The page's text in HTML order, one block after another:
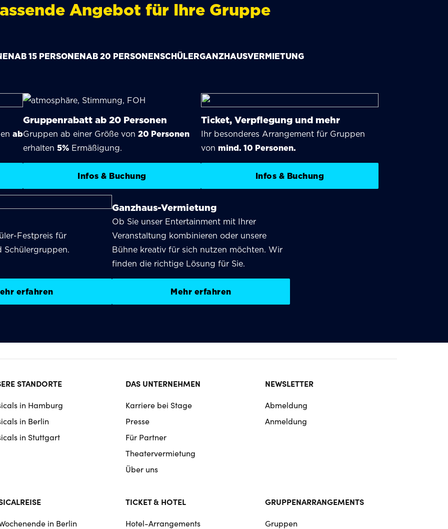
Angebot für Ihre Gruppe
AB 15 PERSONENAB 20 PERSONENSCHÜLERGANZHAUSVERMIETUNG
ab
Gruppenrabatt ab 20 Personen
Gruppen ab einer Größe von20 Personen
erhalten5% Ermäßigung.
Infos & Buchung
Ticket, Verpflegung und mehr
Ihr besonderes Arrangement für Gruppen
von mind. 10 Personen.
Infos & Buchung
Festpreis für
Schülergruppen.
erfahren
Ganzhaus-Vermietung
Ob Sie unser Entertainment mit Ihrer
Veranstaltung kombinieren oder unsere
Bühne kreativ für sich nutzen möchten. Wir
finden die richtige Lösung für Sie.
Mehr erfahren
STANDORTE
in Hamburg
in Berlin
in Stuttgart
DAS UNTERNEHMEN
Karriere bei Stage
Presse
Für Partner
Theatervermietung
Über uns
NEWSLETTER
Abmeldung
Anmeldung
in Berlin
TICKET & HOTEL
Hotel-Arrangements
GRUPPENARRANGEMENTS
Gruppen